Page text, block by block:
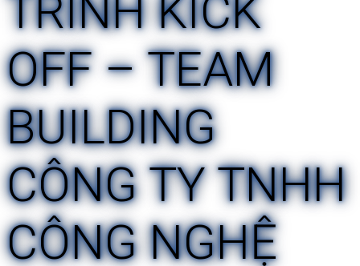
TRÌNH KICK
OFF – TEAM
BUILDING
CÔNG TY TNHH
CÔNG NGHỆ